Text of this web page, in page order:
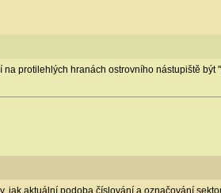
protilehlých hranách ostrovního nástupiště být
jak aktuální podoba číslování a označování